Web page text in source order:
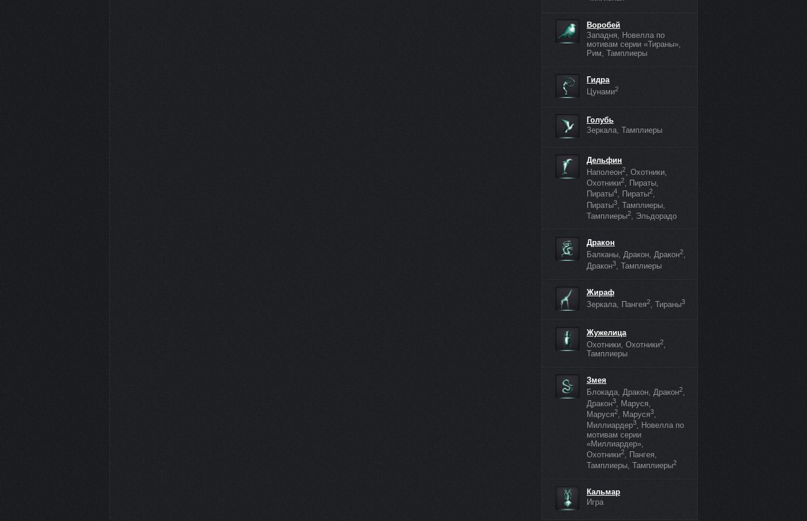
Воробей
Западня, Новелла по
мотивам серии «Тираны»,
Рим, Тамплиеры
Гидра
Цунами2
Голубь
Зеркала, Тамплиеры
Дельфин
Наполеон2
, Охотники,
Охотники2, Пираты,
Пираты4, Пираты2,
Пираты3
, Тамплиеры,
Тамплиеры2, Эльдорадо
Дракон
Балканы, Дракон, Дракон2,
Дракон3 , Тамплиеры
Жираф
Зеркала, Пангея2, Тираны3
Жужелица
Охотники, Охотники2,
Тамплиеры
Змея
Блокада, Дракон, Дракон2,
Дракон3
, Маруся,
Маруся2, Маруся3,
Миллиардер3, Новелла по
мотивам серии
«Миллиардер»,
Охотники2
, Пангея,
Тамплиеры, Тамплиеры2
Кальмар
Игра